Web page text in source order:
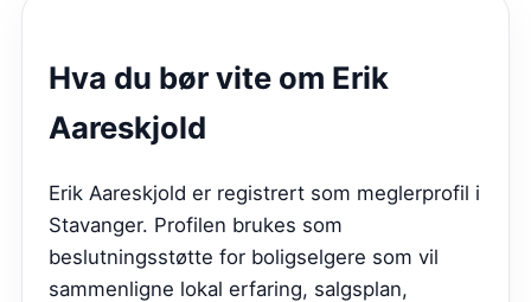
Hva du bør vite om Erik
Aareskjold
Erik Aareskjold er registrert som meglerprofil i
Stavanger. Profilen brukes som
beslutningsstøtte for boligselgere som vil
sammenligne lokal erfaring, salgsplan,